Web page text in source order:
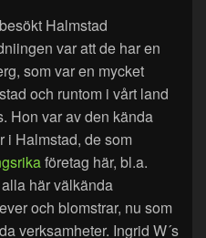
Halmstad
var att de har en
som var en mycket
och runtom i vårt land
Hon var av den kända
i Halmstad, de som
företag här, bl.a.
här välkända
och blomstrar, nu som
verksamheter. Ingrid W´s